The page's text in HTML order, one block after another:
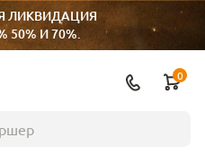
ЛИКВИДАЦИЯ
50% И 70%.
0